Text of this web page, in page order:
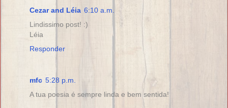
Cezar and Léia 6:10 a.m.
Lindissimo post! :)
Léia
Responder
mfc 5:28 p.m.
A tua poesia é sempre linda e bem sentida!